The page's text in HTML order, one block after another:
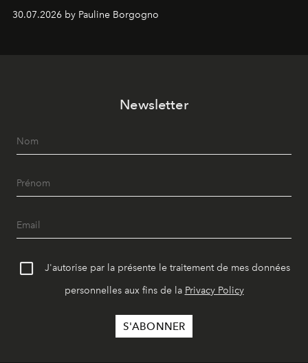
Chemistry Eau de Parfum.
30.07.2026 by Pauline Borgogno
Newsletter
J'autorise par la présente le traitement de mes données
personnelles aux fins de la Privacy Policy